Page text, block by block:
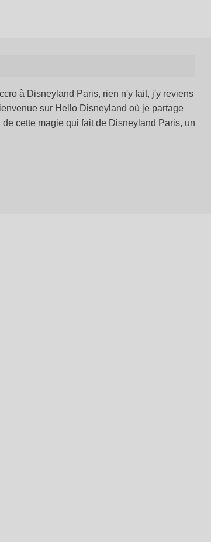
à Disneyland Paris, rien n'y fait, j'y reviens
sur Hello Disneyland où je partage
cette magie qui fait de Disneyland Paris, un